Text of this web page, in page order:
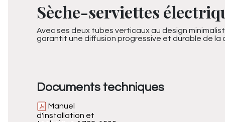
Sèche-serviettes
Avec ses deux tubes verticaux au design
garantit une diffusion progressive et durable de la
Documents techniques
Manuel
d'installation et